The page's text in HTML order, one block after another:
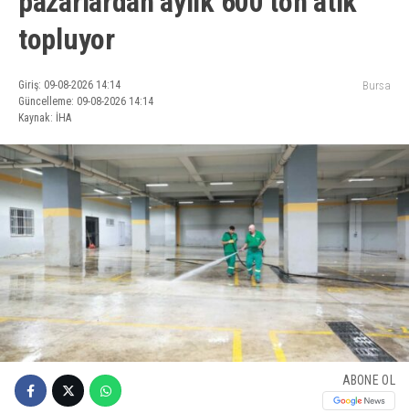
topluyor
Giriş: 09-08-2026 14:14
Güncelleme: 09-08-2026 14:14
Kaynak: İHA
Bursa
ABONE OL